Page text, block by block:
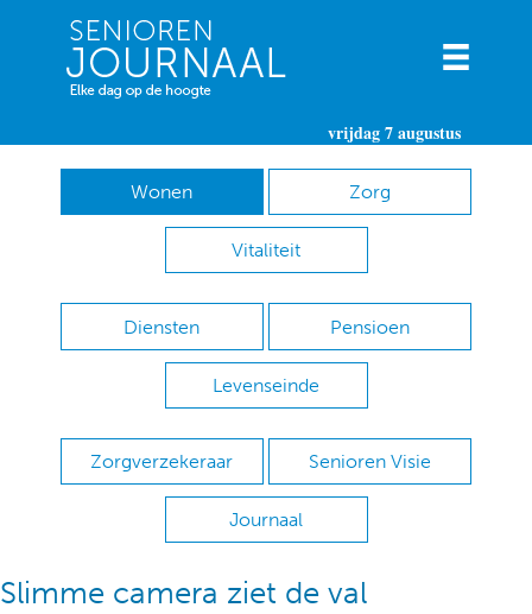
vrijdag 7 augustus
Wonen Zorg
Vitaliteit
Diensten Pensioen
Levenseinde
Zorgverzekeraar Senioren Visie
Journaal
Slimme camera ziet de val